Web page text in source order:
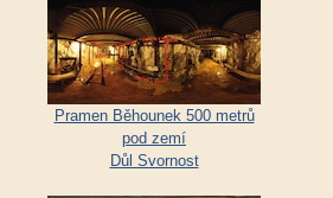
Pramen Běhounek 500 metrů
pod zemí
Důl Svornost